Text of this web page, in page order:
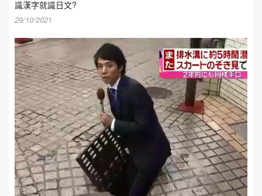
識漢字就識日文?
29/10/2021